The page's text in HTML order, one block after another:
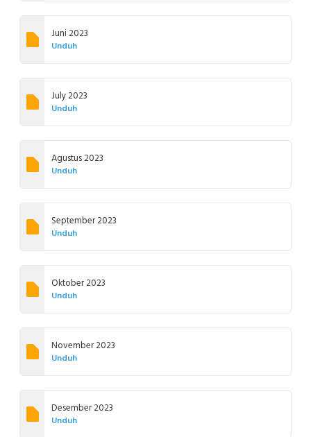
Juni 2023
Unduh
July 2023
Unduh
Agustus 2023
Unduh
September 2023
Unduh
Oktober 2023
Unduh
November 2023
Unduh
Desember 2023
Unduh